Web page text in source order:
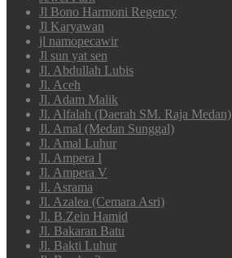
Jl Bono Harmoni Regency
Jl Karyawan
jl namopecawir
Jl sun yat sen
Jl. Abdullah Lubis
Jl. Aceh
Jl. Adam Malik
Jl. Alfalah (Daerah SM. Raja Medan)
Jl. Amal (Medan Sunggal)
Jl. Amal Luhur
Jl. Ampera I
Jl. Ampera V
Jl. Asrama
Jl. Azalea (Cemara Asri)
Jl. B.Zein Hamid
Jl. Bakaran Batu
Jl. Bakti Luhur